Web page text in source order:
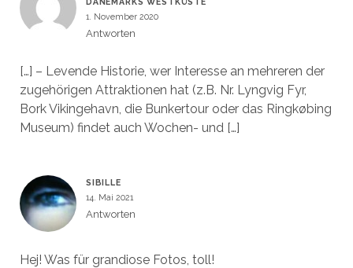
1. November 2020
Antworten
[…] – Levende Historie, wer Interesse an mehreren der
zugehörigen Attraktionen hat (z.B. Nr. Lyngvig Fyr,
Bork Vikingehavn, die Bunkertour oder das Ringkøbing
Museum) findet auch Wochen- und […]
SIBILLE
14. Mai 2021
Antworten
Hej! Was für grandiose Fotos, toll!